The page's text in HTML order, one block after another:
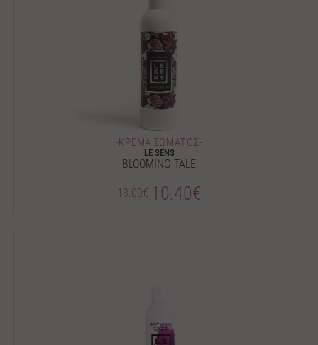
-ΚΡΕΜΑ ΣΩΜΑΤΟΣ-
LE SENS
BLOOMING TALE
13.00€ 10.40€